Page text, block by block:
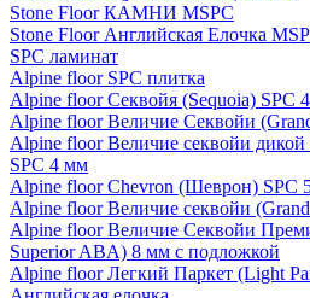
Stone Floor КАМНИ MSPC
Stone Floor Английская Елочка
SPC ламинат
Alpine floor SPC плитка
Alpine floor Секвойя (Sequoia) SPC
Alpine floor Величие Секвойи
Alpine floor Величие секвойи дикой
SPC 4 мм
Alpine floor Chevron (Шеврон) SPC
Alpine floor Величие секвойи
Alpine floor Величие Секвойи
Superior ABA) 8 мм с подложкой
Alpine floor Легкий Паркет (Light